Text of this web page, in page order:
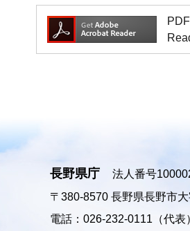
長野県庁
法人番号
〒380-8570 長野県長野市
電話：026-232-0111（代表